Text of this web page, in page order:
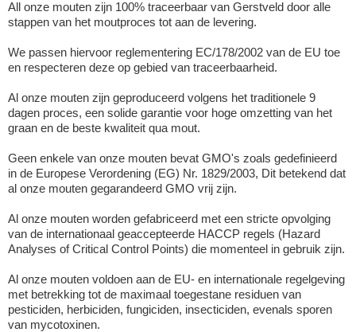
All onze mouten zijn 100% traceerbaar van Gerstveld door alle
stappen van het moutproces tot aan de levering.
We passen hiervoor reglementering EC/178/2002 van de EU toe
en respecteren deze op gebied van traceerbaarheid.
Al onze mouten zijn geproduceerd volgens het traditionele 9
dagen proces, een solide garantie voor hoge omzetting van het
graan en de beste kwaliteit qua mout.
Geen enkele van onze mouten bevat GMO's zoals gedefinieerd
in de Europese Verordening (EG) Nr. 1829/2003, Dit betekend dat
al onze mouten gegarandeerd GMO vrij zijn.
Al onze mouten worden gefabriceerd met een stricte opvolging
van de internationaal geaccepteerde HACCP regels (Hazard
Analyses of Critical Control Points) die momenteel in gebruik zijn.
Al onze mouten voldoen aan de EU- en internationale regelgeving
met betrekking tot de maximaal toegestane residuen van
pesticiden, herbiciden, fungiciden, insecticiden, evenals sporen
van mycotoxinen.